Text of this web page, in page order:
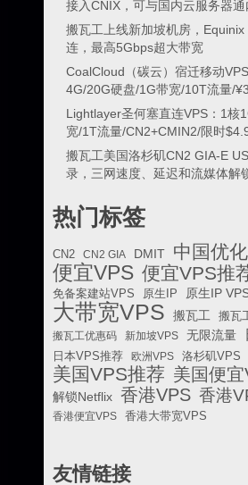
接入CNIX，可与国内云服务器通
搬瓦工上线新加坡机房，Equinix
连，最高5Gbps超大带宽
CoalCloud（碳云）宿迁移动
4G/20G硬盘/1G带宽/10T流量/
Lightlayer圣何塞直连VPS：1核
宽/1T流量/CN2+CMIN2/限时
搬瓦工美国洛杉矶CN2 GIA-E
录，三网速度、延迟和流媒体解
热门标签
CN2 CN2 GIA DMIT 中国优
便宜VPS 便宜VPS推
免备案建站VPS 原生IP 原生IP
大带宽VPS 搬瓦工
搬瓦
搬瓦工优惠码
新加坡VPS 无限流量
日本VPS推荐 欧洲VPS 洛杉矶VPS
美国VPS推荐 美国便
解锁Netflix 香港VPS 香港
香港便宜VPS 香港大带宽VPS
友情链接